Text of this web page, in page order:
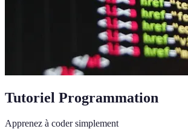
Tutoriel Programmation
Apprenez à coder simplement